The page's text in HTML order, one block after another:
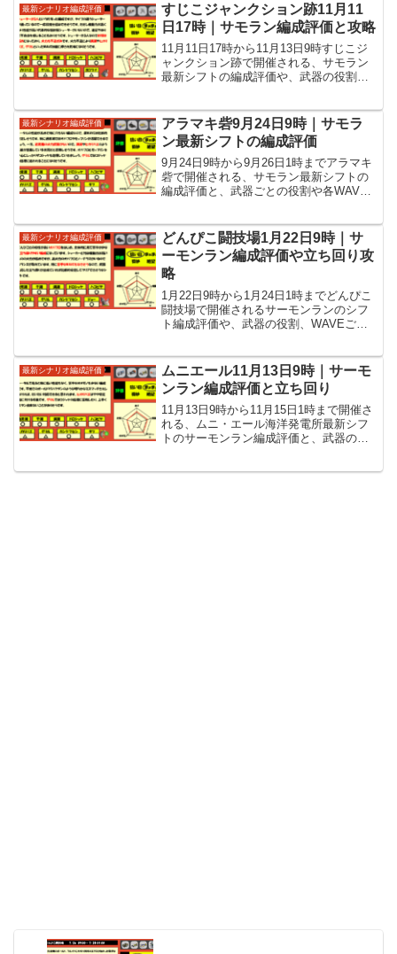
最新シナリオ編成評価
すじこジャンクション跡11月11
日17時｜サモラン編成評価と攻略
11月11日17時から11月13日9時すじこジ
ャンクション跡で開催される、サモラン
最新シフトの編成評価や、武器の役割に
最新シナリオ編成評価
アラマキ砦9月24日9時｜サモラ
ン最新シフトの編成評価
9月24日9時から9月26日1時までアラマキ
砦で開催される、サモラン最新シフトの
編成評価と、武器ごとの役割や各WAVE
最新シナリオ編成評価
どんぴこ闘技場1月22日9時｜サ
ーモンラン編成評価や立ち回り攻
略
1月22日9時から1月24日1時までどんぴこ
闘技場で開催されるサーモンランのシフ
ト編成評価や、武器の役割、WAVEごと
最新シナリオ編成評価
ムニエール11月13日9時｜サーモ
ンラン編成評価と立ち回り
11月13日9時から11月15日1時まで開催さ
れる、ムニ・エール海洋発電所最新シフ
トのサーモンラン編成評価と、武器の役